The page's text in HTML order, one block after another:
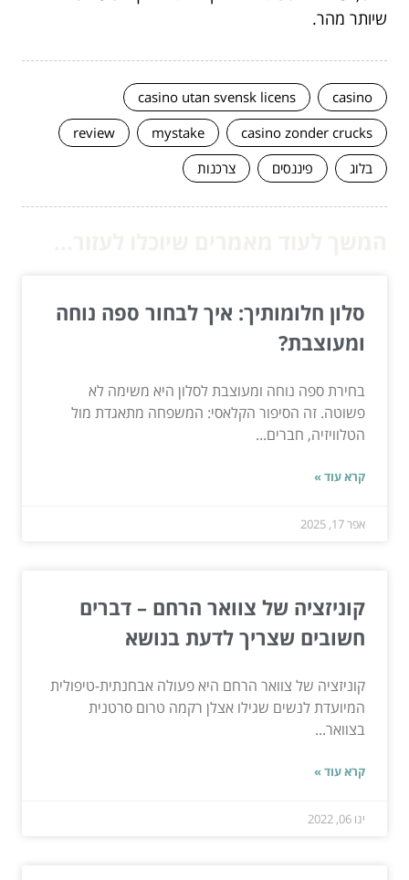
שיותר מהר.
casino
casino utan svensk licens
casino zonder crucks
mystake
review
בלוג
פיננסים צרכנות
סלון חלומותיך: איך לבחור ספה נוחה
ומעוצבת?
בחירת ספה נוחה ומעוצבת לסלון היא משימה לא
פשוטה. זה הסיפור הקלאסי: המשפחה מתאגדת מול
הטלוויזיה, חברים...
קרא עוד »
אפר 17, 2025
קוניזציה של צוואר הרחם – דברים
חשובים שצריך לדעת בנושא
קוניזציה של צוואר הרחם היא פעולה אבחנתית-טיפולית
המיועדת לנשים שגילו אצלן רקמה טרום סרטנית
בצוואר...
קרא עוד »
ינו 06, 2022